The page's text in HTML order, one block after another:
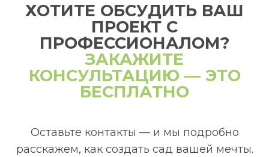
ХОТИТЕ ОБСУДИТЬ ВАШ
ПРОЕКТ С
ПРОФЕССИОНАЛОМ?
ЗАКАЖИТЕ
КОНСУЛЬТАЦИЮ — ЭТО
БЕСПЛАТНО
Оставьте контакты — и мы подробно
расскажем, как создать сад вашей мечты.